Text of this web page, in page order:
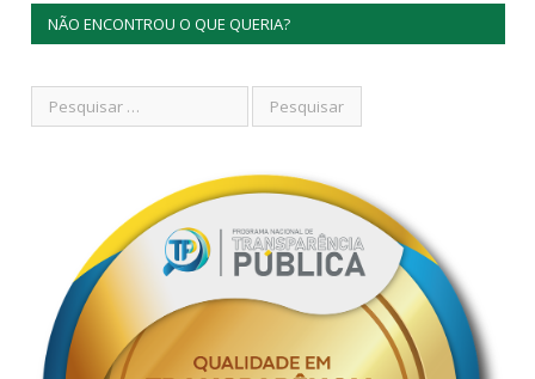
NÃO ENCONTROU O QUE QUERIA?